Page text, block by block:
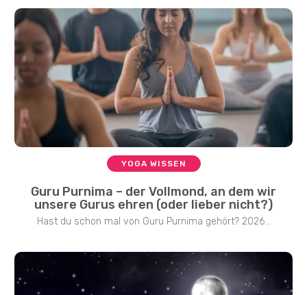
YOGA WISSEN
Guru Purnima – der Vollmond, an dem wir
unsere Gurus ehren (oder lieber nicht?)
Hast du schon mal von Guru Purnima gehört? 2026...